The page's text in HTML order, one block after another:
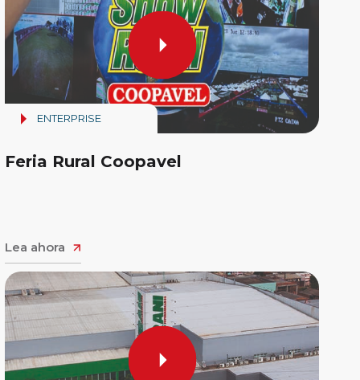
ENTERPRISE
Feria Rural Coopavel
Lea ahora